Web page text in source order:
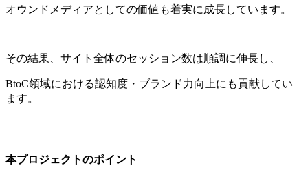
オウンドメディアとしての価値も着実に成長しています。
その結果、サイト全体のセッション数は順調に伸長し、
BtoC領域における認知度・ブランド力向上にも貢献してい
ます。
本プロジェクトのポイント